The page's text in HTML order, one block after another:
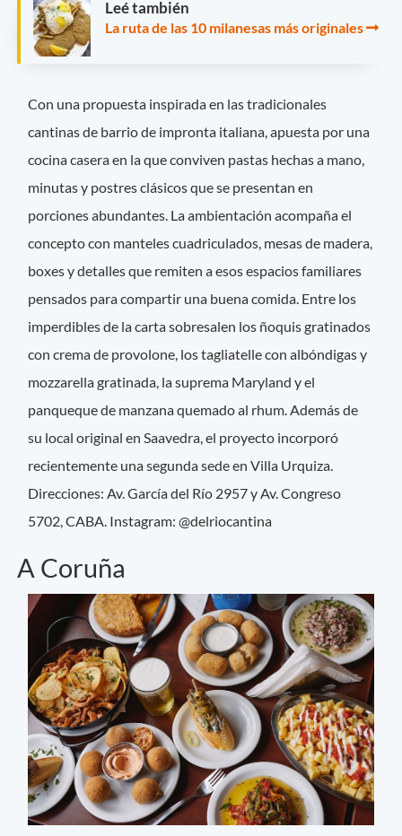
Leé también
La ruta de las 10 milanesas más originales
Con una propuesta inspirada en las tradicionales
cantinas de barrio de impronta italiana, apuesta por una
cocina casera en la que conviven pastas hechas a mano,
minutas y postres clásicos que se presentan en
porciones abundantes. La ambientación acompaña el
concepto con manteles cuadriculados, mesas de madera,
boxes y detalles que remiten a esos espacios familiares
pensados para compartir una buena comida. Entre los
imperdibles de la carta sobresalen los ñoquis gratinados
con crema de provolone, los tagliatelle con albóndigas y
mozzarella gratinada, la suprema Maryland y el
panqueque de manzana quemado al rhum. Además de
su local original en Saavedra, el proyecto incorporó
recientemente una segunda sede en Villa Urquiza.
Direcciones: Av. García del Río 2957 y Av. Congreso
5702, CABA. Instagram: @delriocantina
A Coruña